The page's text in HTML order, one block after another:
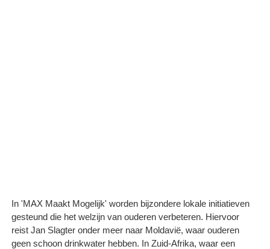
In 'MAX Maakt Mogelijk' worden bijzondere lokale initiatieven
gesteund die het welzijn van ouderen verbeteren. Hiervoor
reist Jan Slagter onder meer naar Moldavië, waar ouderen
geen schoon drinkwater hebben. In Zuid-Afrika, waar een